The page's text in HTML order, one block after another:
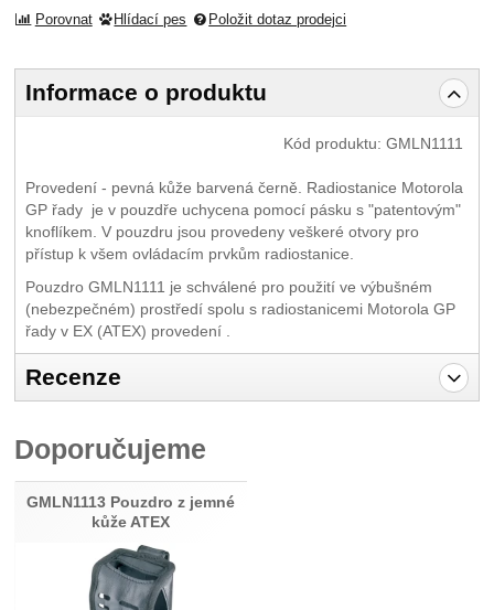
Porovnat Hlídací pes Položit dotaz prodejci
Informace o produktu
Kód produktu:GMLN1111
Provedení - pevná kůže barvená černě. Radiostanice Motorola
GP řady je v pouzdře uchycena pomocí pásku s "patentovým"
knoflíkem. V pouzdru jsou provedeny veškeré otvory pro
přístup k všem ovládacím prvkům radiostanice.
Pouzdro GMLN1111 je schválené pro použití ve výbušném
(nebezpečném) prostředí spolu s radiostanicemi Motorola GP
řady v EX (ATEX) provedení .
Recenze
Recenze
Nebyla přidána žádná recenze.
Doporučujeme
GMLN1113 Pouzdro z jemné
kůže ATEX